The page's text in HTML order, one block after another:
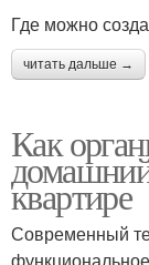
Где можно
читать дальше →
Как
квартире
Современный